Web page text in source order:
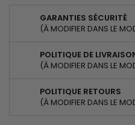
GARANTIES SÉCURITÉ
(À MODIFIER DANS LE
POLITIQUE DE
(À MODIFIER DANS LE
POLITIQUE RETOURS
(À MODIFIER DANS LE